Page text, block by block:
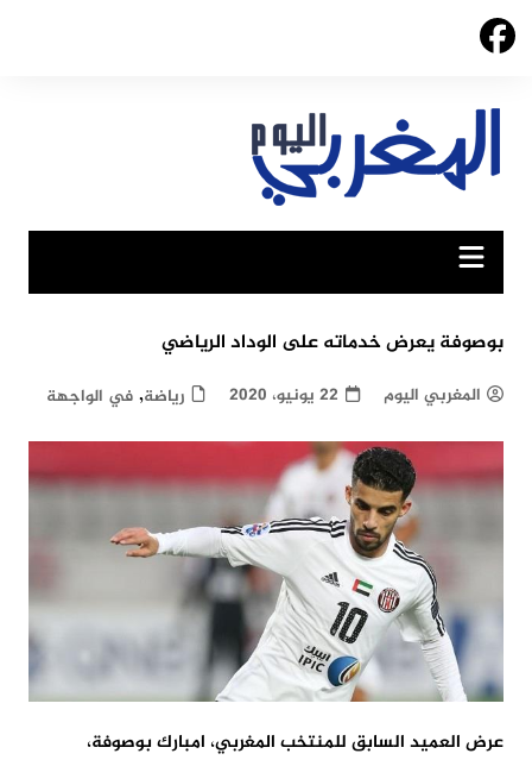
Skip
بوصوفة يعرض خدماته على الوداد الرياضي
المغربي اليوم 22 يونيو، 2020 رياضة, في الواجهة
عرض العميد السابق للمنتخب المغربي، امبارك بوصوفة،